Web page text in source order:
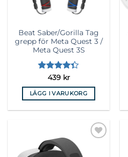
Beat Saber/Gorilla Tag
grepp för Meta Quest 3 /
Meta Quest 3S
Betygsatt
4.33av 5
439 kr
LÄGG I VARUKORG
Lägg till i
önskelista